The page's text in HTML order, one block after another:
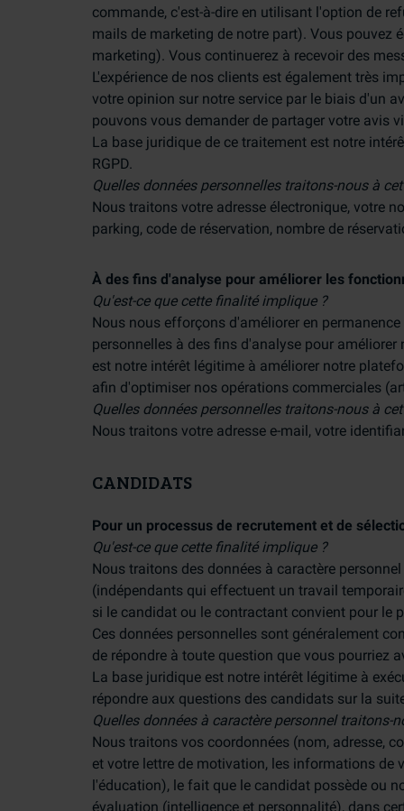
commande, c'est-à-dire en utilisant l'option de
mails de marketing de notre part). Vous pouvez
marketing). Vous continuerez à recevoir des
L'expérience de nos clients est également très
votre opinion sur notre service par le biais d'un
pouvons vous demander de partager votre avis
La base juridique de ce traitement est notre
RGPD.
Quelles données personnelles traitons-nous à
Nous traitons votre adresse électronique, votre
parking, code de réservation, nombre de
À des fins d'analyse pour améliorer les
Qu'est-ce que cette finalité implique ?
Nous nous efforçons d'améliorer en
personnelles à des fins d'analyse pour
est notre intérêt légitime à améliorer notre
afin d'optimiser nos opérations commerciales
Quelles données personnelles traitons-nous à
Nous traitons votre adresse e-mail, votre
CANDIDATS
Pour un processus de recrutement et de
Qu'est-ce que cette finalité implique ?
Nous traitons des données à caractère
(indépendants qui effectuent un travail
si le candidat ou le contractant convient pour le
Ces données personnelles sont généralement
de répondre à toute question que vous pourriez
La base juridique est notre intérêt légitime à
répondre aux questions des candidats sur la
Quelles données à caractère personnel traitons-
Nous traitons vos coordonnées (nom, adresse,
et votre lettre de motivation, les informations de
l'éducation), le fait que le candidat possède ou
évaluation (intelligence et personnalité), dans